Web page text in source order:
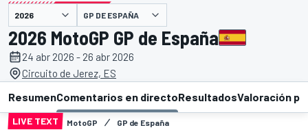
GP DE ESPAÑA
2026 MotoGP GP de España
24 abr 2026 - 26 abr 2026
Circuito de Jerez, ES
ResumenComentarios en directoResultadosValoración
LIVE TEXT MotoGP GP de España